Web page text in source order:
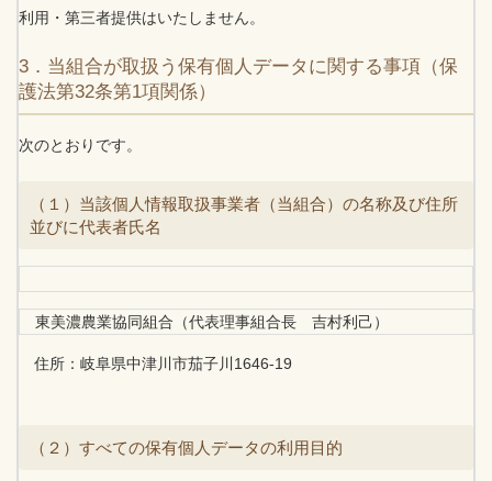
利用・第三者提供はいたしません。
3．当組合が取扱う保有個人データに関する事項（保
護法第32条第1項関係）
次のとおりです。
（１）当該個人情報取扱事業者（当組合）の名称及び住所
並びに代表者氏名
東美濃農業協同組合（代表理事組合長 吉村利己）
住所：岐阜県中津川市茄子川1646-19
（２）すべての保有個人データの利用目的